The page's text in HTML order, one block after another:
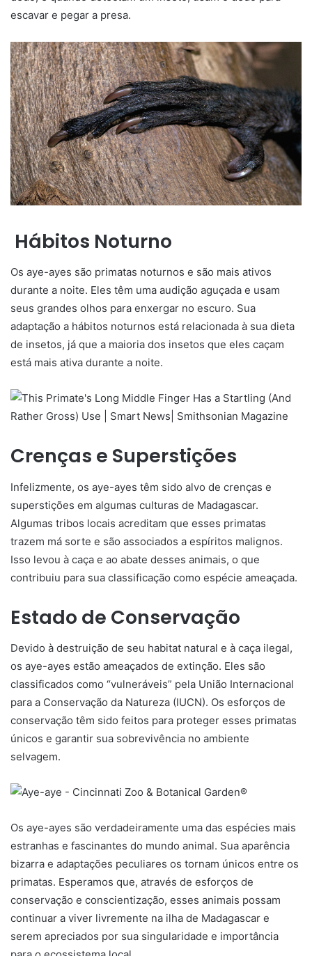
escavar e pegar a presa.
Hábitos Noturno
Os aye-ayes são primatas noturnos e são mais ativos
durante a noite. Eles têm uma audição aguçada e usam
seus grandes olhos para enxergar no escuro. Sua
adaptação a hábitos noturnos está relacionada à sua dieta
de insetos, já que a maioria dos insetos que eles caçam
está mais ativa durante a noite.
Crenças e Superstições
Infelizmente, os aye-ayes têm sido alvo de crenças e
superstições em algumas culturas de Madagascar.
Algumas tribos locais acreditam que esses primatas
trazem má sorte e são associados a espíritos malignos.
Isso levou à caça e ao abate desses animais, o que
contribuiu para sua classificação como espécie ameaçada.
Estado de Conservação
Devido à destruição de seu habitat natural e à caça ilegal,
os aye-ayes estão ameaçados de extinção. Eles são
classificados como “vulneráveis” pela União Internacional
para a Conservação da Natureza (IUCN). Os esforços de
conservação têm sido feitos para proteger esses primatas
únicos e garantir sua sobrevivência no ambiente
selvagem.
Os aye-ayes são verdadeiramente uma das espécies mais
estranhas e fascinantes do mundo animal. Sua aparência
bizarra e adaptações peculiares os tornam únicos entre os
primatas. Esperamos que, através de esforços de
conservação e conscientização, esses animais possam
continuar a viver livremente na ilha de Madagascar e
serem apreciados por sua singularidade e importância